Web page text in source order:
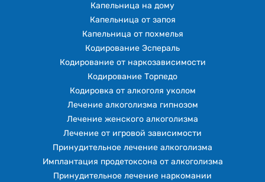
Капельница на дому
Капельница от запоя
Капельница от похмелья
Кодирование Эспераль
Кодирование от наркозависимости
Кодирование Торпедо
Кодировка от алкоголя уколом
Лечение алкоголизма гипнозом
Лечение женского алкоголизма
Лечение от игровой зависимости
Принудительное лечение алкоголизма
Имплантация продетоксона от алкоголизма
Принудительное лечение наркомании